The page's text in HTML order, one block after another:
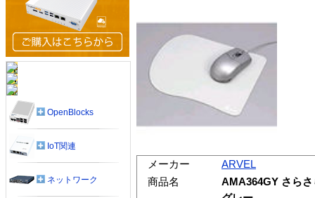
メーカー
ARVEL
商品名
AMA364GY さら
OpenBlocks
IoT関連
ネットワーク